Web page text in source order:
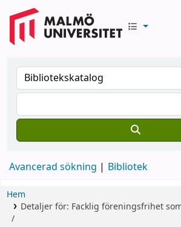
Avancerad sökning Bibliotek
Hem
Detaljer för: Facklig föreningsfrihet
/